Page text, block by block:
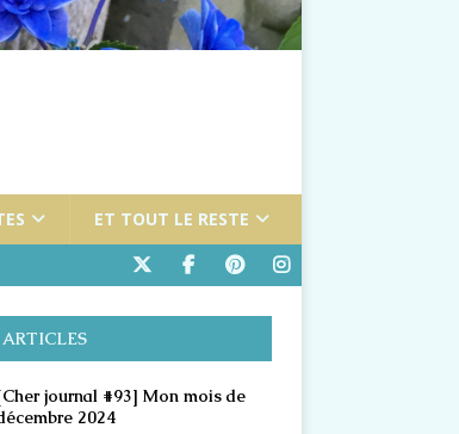
ET TOUT LE RESTE
journal #93] Mon mois de
2024